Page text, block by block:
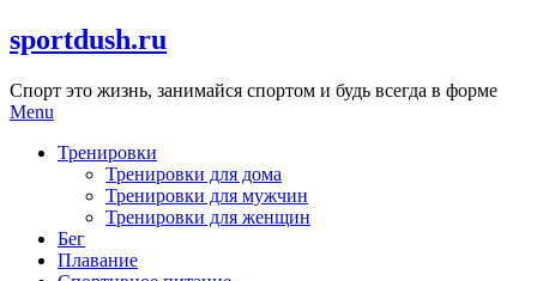
Skip
to
sportdush.ru
Спорт это жизнь, занимайся спортом и будь всегда в форме
Menu
Тренировки
Тренировки для дома
Тренировки для мужчин
Тренировки для женщин
Бег
Плавание